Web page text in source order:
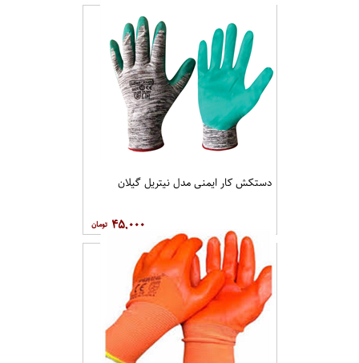
دستکش کار ایمنی مدل سری 3 گیلان
۱۰۰,۰۰۰
دستکش کار ایمنی مدل نیتریل گیلان